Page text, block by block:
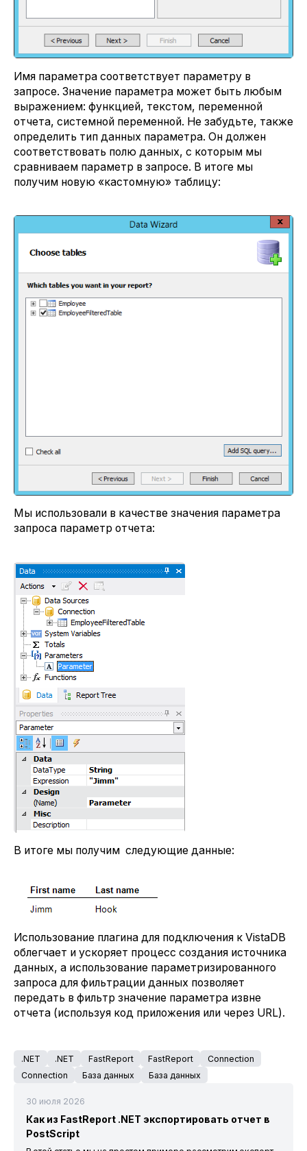
Имя параметра соответствует параметру в
запросе. Значение параметра может быть любым
выражением: функцией, текстом, переменной
отчета, системной переменной. Не забудьте, также
определить тип данных параметра. Он должен
соответствовать полю данных, с которым мы
сравниваем параметр в запросе. В итоге мы
получим новую «кастомную» таблицу:
Мы использовали в качестве значения параметра
запроса параметр отчета:
В итоге мы получим следующие данные:
Использование плагина для подключения к VistaDB
облегчает и ускоряет процесс создания источника
данных, а использование параметризированного
запроса для фильтрации данных позволяет
передать в фильтр значение параметра извне
отчета (используя код приложения или через URL).
.NET .NET FastReport FastReport
Connection
Connection
База данных База данных
30 июля 2026
Как из FastReport .NET экспортировать отчет в
PostScript